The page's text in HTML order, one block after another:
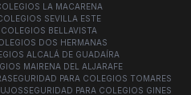
LA MACARENA
SEVILLA ESTE
BELLAVISTA
DOS HERMANAS
ALCALÁ DE GUADAÍRA
MAIRENA DEL ALJARAFE
SEGURIDAD PARA COLEGIOS TOMARES
SEGURIDAD PARA COLEGIOS GINES